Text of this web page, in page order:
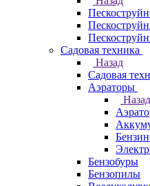
Садовая техника
Назад
Садовая
Аэраторы
Назад
Бензобуры
Бензопилы